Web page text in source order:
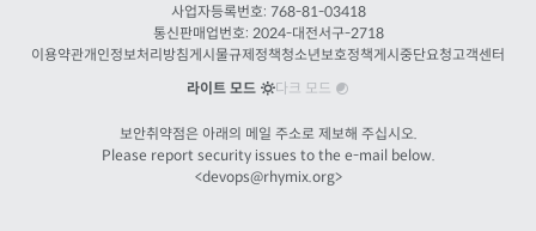
사업자등록번호: 768-81-03418
통신판매업번호: 2024-대전서구-2718
이용약관개인정보처리방침게시물규제정책청소년보호정책게시중단요청고객센터
라이트 모드
다크 모드
보안취약점은 아래의 메일 주소로 제보해 주십시오.
Please report security issues to the e-mail below.
<devops@rhymix.org>